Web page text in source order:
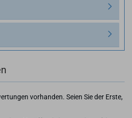
vorhanden. Seien Sie der Erste,